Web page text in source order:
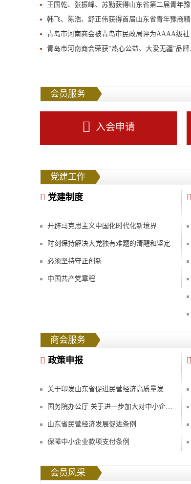
王国乾、张振峰、苏勤获得山东省第二届青年豫商精英人物奖，陈建华获得提名奖
韩飞、陈浩、舒正伟获得首届山东省青年豫商精英人物奖，武献威获得提名奖
青岛市河南商会被青岛市民政局评为AAAA级社会组织
青岛市河南商会荣获“热心公益、大爱无疆”品牌建设先进单位称号
会员服务
入会申请
党建工作
党建制度
开辟马克思主义中国化时代化新境界
时刻保持解决大党独有难题的清醒和坚定
必须坚持守正创新
中国共产党章程
商会服务
政策申报
山东省民营经济发展促进条例
保障中小企业款项支付条例
会员风采